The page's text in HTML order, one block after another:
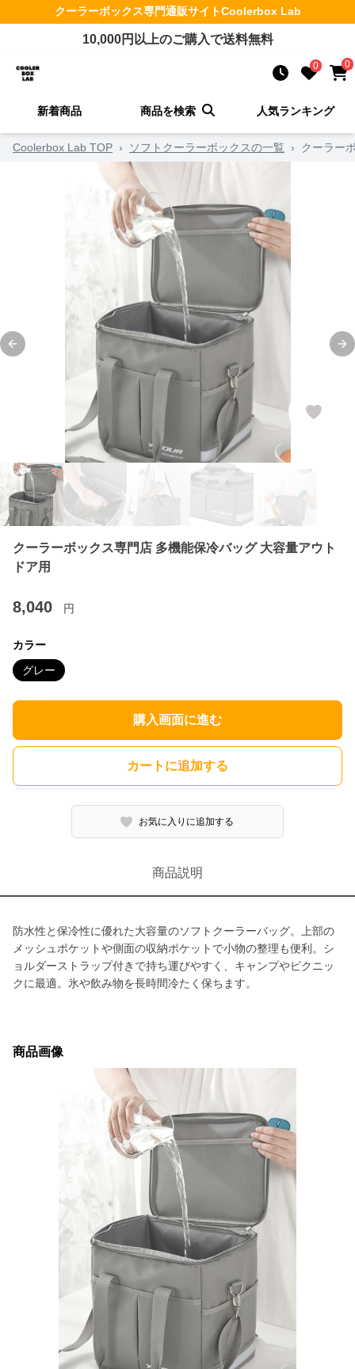
クーラーボックス専門通販サイトCoolerbox Lab
10,000円以上のご購入で送料無料
0 0
新着商品 商品を検索 人気ランキング
Coolerbox Lab TOP › ソフトクーラーボックスの一覧 › クーラー
Previous slide
クーラーボックス専門店 多機能保冷バッグ 大容量アウト
ドア用
8,040 円
カラー
グレー
購入画面に進む
カートに追加する
お気に入りに追加する
商品説明
防水性と保冷性に優れた大容量のソフトクーラーバッグ。上部の
メッシュポケットや側面の収納ポケットで小物の整理も便利。シ
ョルダーストラップ付きで持ち運びやすく、キャンプやピクニッ
クに最適。氷や飲み物を長時間冷たく保ちます。
商品画像